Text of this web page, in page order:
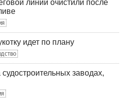
линии очистили после
идет по плану
заводах,